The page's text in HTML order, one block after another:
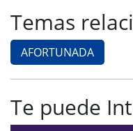
Temas
AFORTUNADA
Te puede